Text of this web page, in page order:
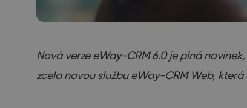
Nová verze eWay-CRM 6.0 je plná
zcela novou službu eWay-CRM Web,